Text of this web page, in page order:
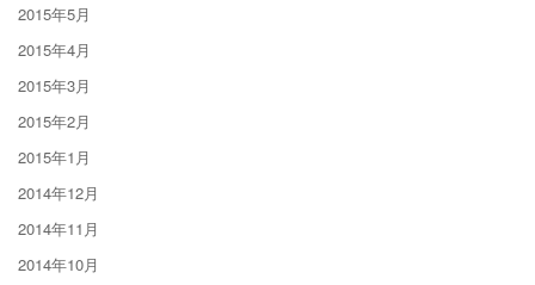
2015年5月
2015年4月
2015年3月
2015年2月
2015年1月
2014年12月
2014年11月
2014年10月